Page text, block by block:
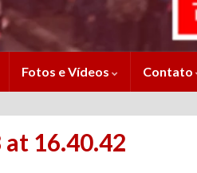
Fotos e Vídeos Contato
16.40.42